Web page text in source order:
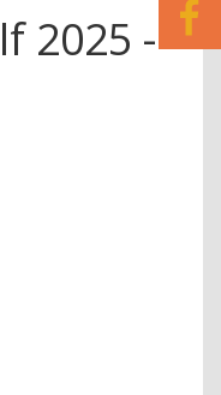
2025 -